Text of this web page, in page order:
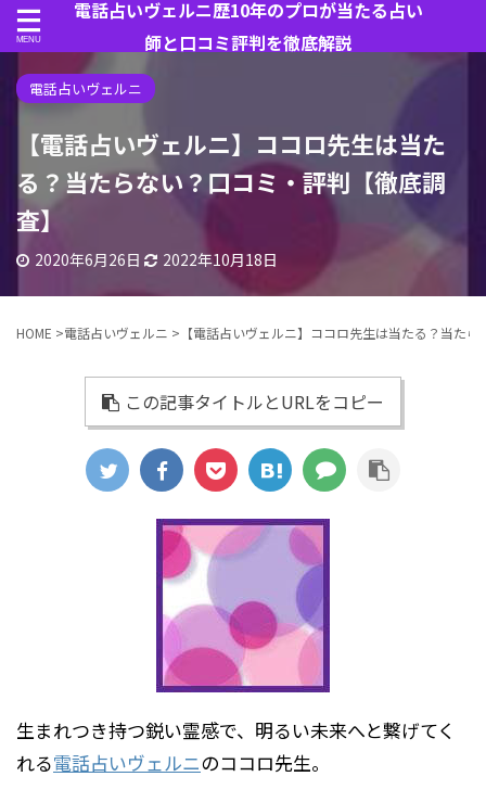
電話占いヴェルニ歴10年のプロが当たる占い
師と口コミ評判を徹底解説
電話占いヴェルニ
【電話占いヴェルニ】ココロ先生は当た
る？当たらない？口コミ・評判【徹底調
査】
2020年6月26日 2022年10月18日
HOME >電話占いヴェルニ > 【電話占いヴェルニ】ココロ先生は当たる？当た
この記事タイトルとURLをコピー
生まれつき持つ鋭い霊感で、明るい未来へと繋げてく
れる電話占いヴェルニのココロ先生。